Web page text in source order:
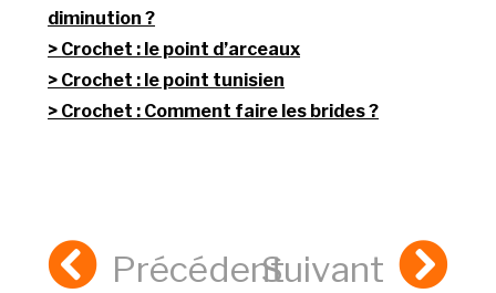
diminution ?
Crochet : le point d’arceaux
Crochet : le point tunisien
Crochet : Comment faire les brides ?
PrécédentSuivant